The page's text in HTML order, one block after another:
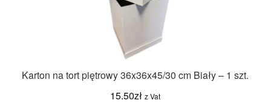
Karton na tort piętrowy 36x36x45/30 cm Biały – 1 szt.
15.50zł z Vat